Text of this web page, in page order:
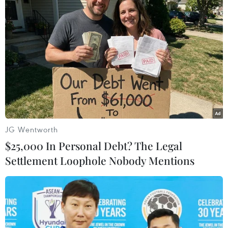
TIN LIÊN QUAN
JG Wentworth
$25,000 In Personal Debt? The Legal
Settlement Loophole Nobody Mentions